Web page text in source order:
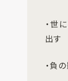
・世
出す
・負